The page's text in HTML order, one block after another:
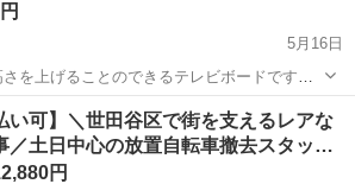
5月16日
を上げることのできるテレビボードです。
目立った傷や汚れはないかと思います。 使
と思いますが、ご容赦ください。
駅 収納家具 汚れ
い可】＼世田谷区で街を支えるレアな
／土日中心の放置自転車撤去スタッ…
円